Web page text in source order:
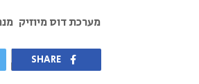
מערכת דוס מיוזיק
SHARE